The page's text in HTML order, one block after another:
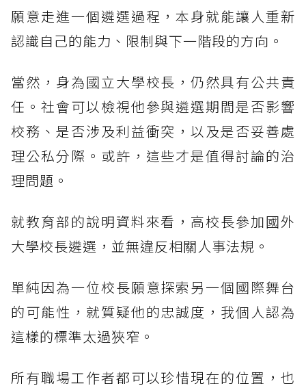
願意走進一個遴選過程，本身就能讓人重新
認識自己的能力、限制與下一階段的方向。
當然，身為國立大學校長，仍然具有公共責
任。社會可以檢視他參與遴選期間是否影響
校務、是否涉及利益衝突，以及是否妥善處
理公私分際。或許，這些才是值得討論的治
理問題。
就教育部的說明資料來看，高校長參加國外
大學校長遴選，並無違反相關人事法規。
單純因為一位校長願意探索另一個國際舞台
的可能性，就質疑他的忠誠度，我個人認為
這樣的標準太過狹窄。
所有職場工作者都可以珍惜現在的位置，也